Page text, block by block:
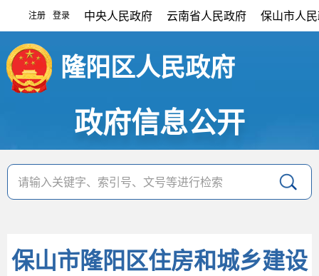
注册 登录 中央人民政府 云南省人民政府 保山市人
隆阳区人民政府
政府信息公开
保山市隆阳区住房和城乡建设